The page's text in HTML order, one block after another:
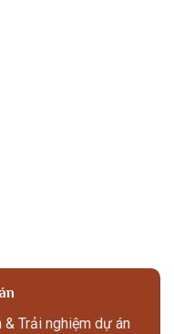
& Trải nghiệm dự án